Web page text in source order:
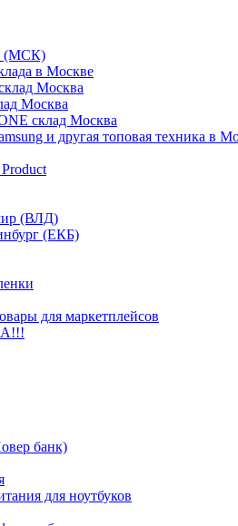
(МСК)
в Москве
Москва
Москва
склад Москва
и другая топовая техника в
(ВЛД)
(ЕКБ)
для маркетплейсов
банк)
для ноутбуков